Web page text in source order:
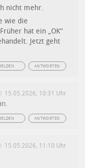
nicht mehr.
wie die
hat ein „OK“
Jetzt geht
ANTWORTEN
15.05.2026, 10:31 Uhr
ANTWORTEN
15.05.2026, 11:10 Uhr